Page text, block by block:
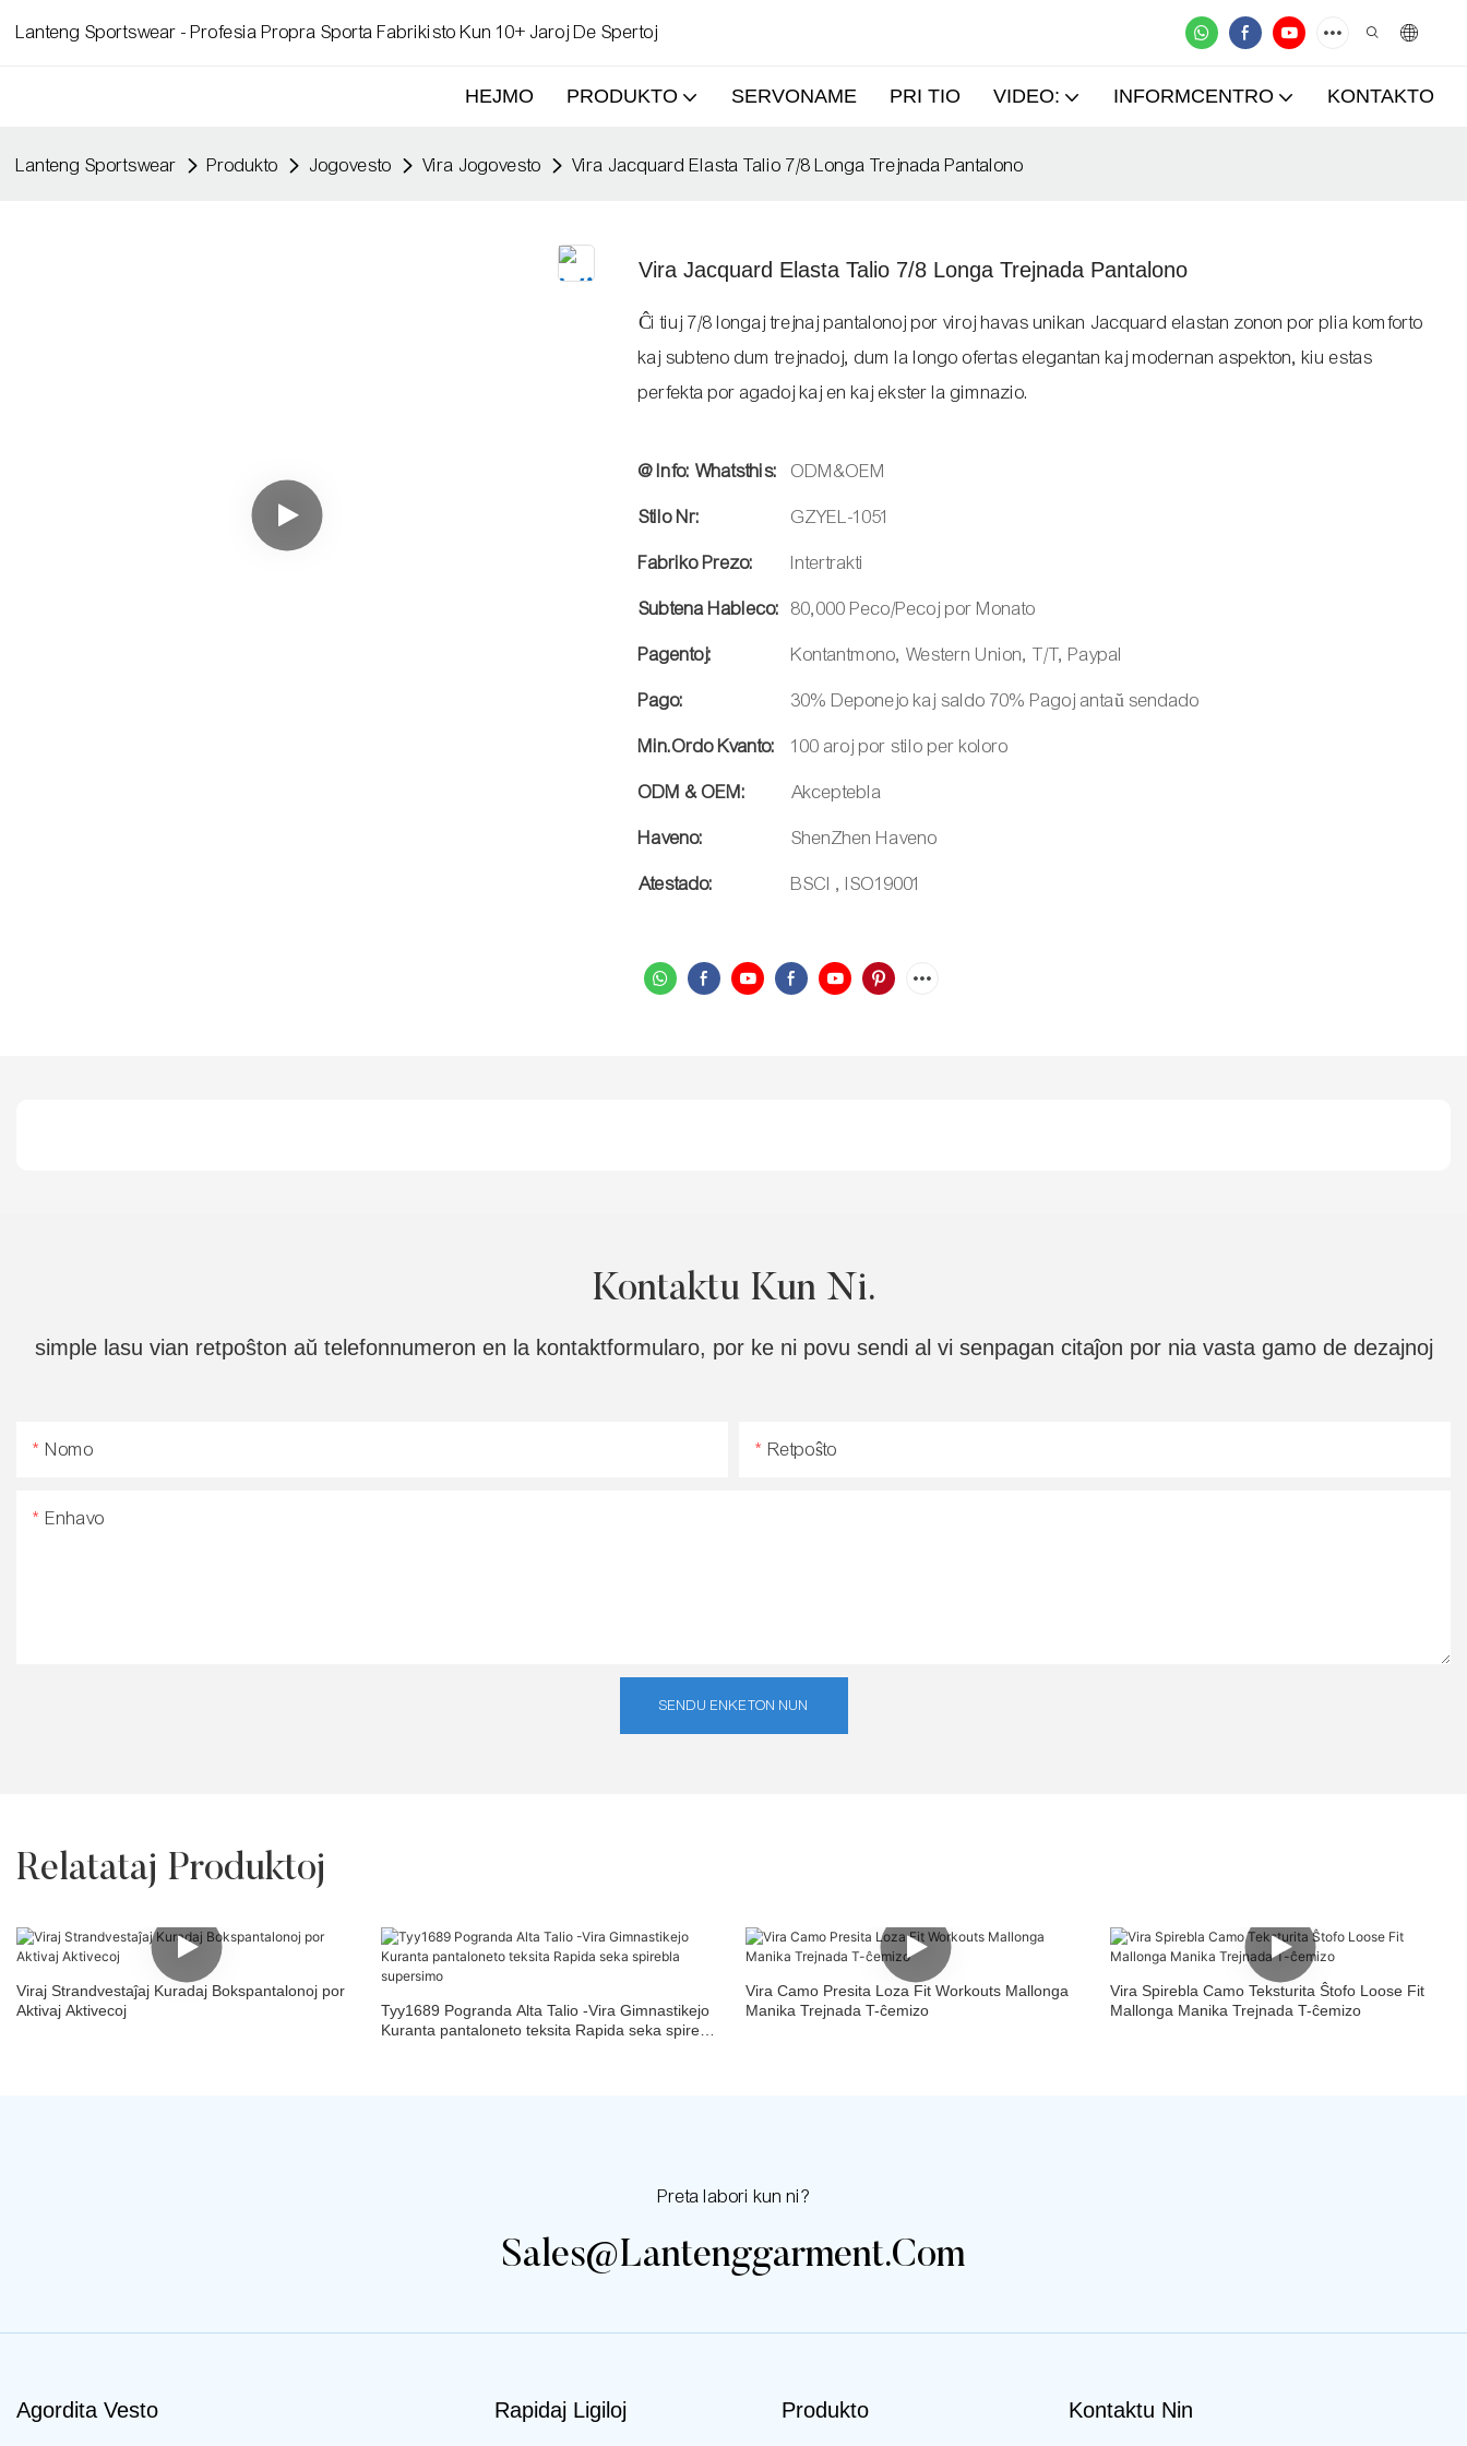
Lanteng Sportswear - Profesia Propra Sporta Fabrikisto Kun 10+ Jaroj De Spertoj
HEJMO PRODUKTO SERVONAME PRI TIO VIDEO: INFORMCENTRO KONTAKTO
Lanteng Sportswear Produkto Jogovesto Vira Jogovesto Vira Jacquard Elasta Talio 7/8 Longa Trejnada Pantalono
Vira Jacquard Elasta Talio 7/8 Longa Trejnada Pantalono
Ĉi tiuj 7/8 longaj trejnaj pantalonoj por viroj havas unikan Jacquard elastan zonon por plia komforto
kaj subteno dum trejnadoj, dum la longo ofertas elegantan kaj modernan aspekton, kiu estas
perfekta por agadoj kaj en kaj ekster la gimnazio.
@ Info: Whatsthis:
ODM&OEM
Stilo Nr:
GZYEL-1051
Fabriko Prezo:
Intertrakti
Subtena Hableco: 80,000 Peco/Pecoj por Monato
Pagentoj:
Kontantmono, Western Union, T/T, Paypal
Pago:
30% Deponejo kaj saldo 70% Pagoj antaŭ sendado
Min.Ordo Kvanto:
100 aroj por stilo per koloro
ODM & OEM:
Akceptebla
Haveno:
ShenZhen Haveno
Atestado:
BSCI , ISO19001
Kontaktu Kun Ni.
simple lasu vian retpoŝton aŭ telefonnumeron en la kontaktformularo, por ke ni povu sendi al vi senpagan citaĵon por nia vasta gamo de dezajnoj
Nomo Retpoŝto
Enhavo
SENDU ENKETON NUN
Relatataj Produktoj
Viraj Strandvestaĵaj Kuradaj Bokspantalonoj por
Aktivaj Aktivecoj
Tyy1689 Pogranda Alta Talio -Vira Gimnastikejo
Kuranta pantaloneto teksita Rapida seka spirebla
Vira Camo Presita Loza Fit Workouts Mallonga
Manika Trejnada T-ĉemizo
Vira Spirebla Camo Teksturita Ŝtofo Loose Fit
Mallonga Manika Trejnada T-ĉemizo
Preta labori kun ni?
Sales@lantenggarment.com
Agordita Vesto Rapidaj Ligiloj Produkto Kontaktu Nin